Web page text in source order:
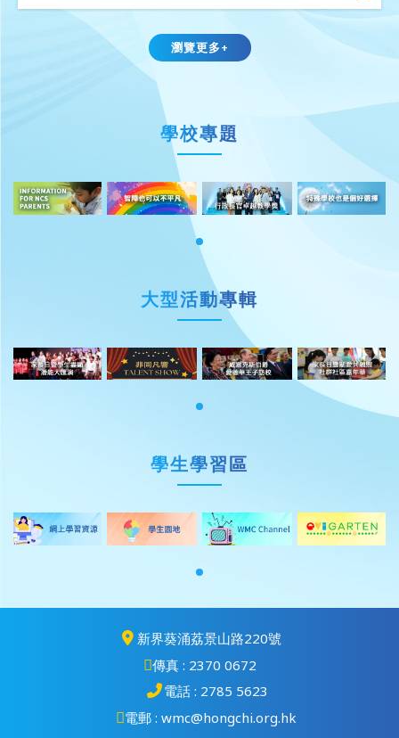
瀏覽更多+
學校專題
大型活動專輯
學生學習區
新界葵涌荔景山路220號
傳真 : 2370 0672
電話 : 2785 5623
電郵 : wmc@hongchi.org.hk